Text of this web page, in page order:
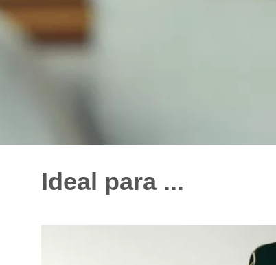
Ideal para ...